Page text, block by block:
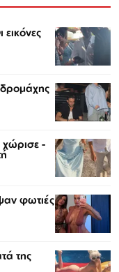
χώρισε -
φωτιές
της